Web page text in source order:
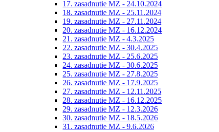
17. zasadnutie MZ - 24.10.2024
18. zasadnutie MZ - 25.11.2024
19. zasadnutie MZ - 27.11.2024
20. zasadnutie MZ - 16.12.2024
21. zasadnutie MZ - 4.3.2025
22. zasadnutie MZ - 30.4.2025
23. zasadnutie MZ - 25.6.2025
24. zasadnutie MZ - 30.6.2025
25. zasadnutie MZ - 27.8.2025
26. zasadnutie MZ - 17.9.2025
27. zasadnutie MZ - 12.11.2025
28. zasadnutie MZ - 16.12.2025
29. zasadnutie MZ - 12.3.2026
30. zasadnutie MZ - 18.5.2026
31. zasadnutie MZ - 9.6.2026